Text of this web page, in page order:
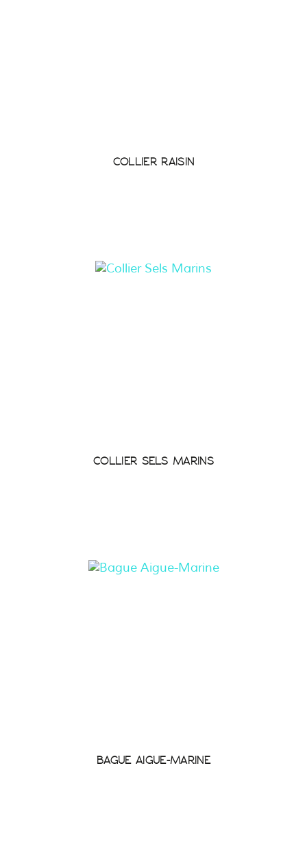
COLLIER RAISIN
COLLIER SELS MARINS
BAGUE AIGUE-MARINE